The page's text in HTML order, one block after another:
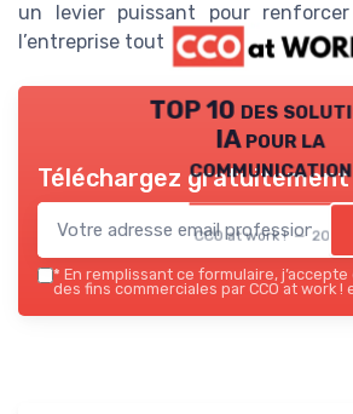
un levier puissant pour
l’entreprise tout en minimisant les
TOP 10 des
IA pour la
communication
CCO at work ! — 2026
Téléchargez gratuitement
* En remplissant ce formulaire, j’accepte
des fins commerciales par CCO at work